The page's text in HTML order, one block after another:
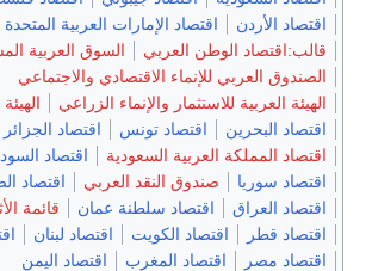
اقتصاد الأردن
اقتصاد الإمارات العربية المتحدة
قالب:اقتصاد الوطن العربي
السوق العربية
الصندوق العربي للإنماء الاقتصادي والاجتماعي
الهيئة العربية للاستثمار والإنماء الزراعي
اقتصاد البحرين
اقتصاد تونس
اقتصاد الجزائر
اقتصاد المملكة العربية السعودية
اقتصاد
اقتصاد سوريا
صندوق النقد العربي
اقتصاد
اقتصاد العراق
اقتصاد سلطنة عمان
قائمة
اقتصاد قطر
اقتصاد الكويت اقتصاد لبنان
اقتصاد مصر
اقتصاد المغرب
اقتصاد اليمن